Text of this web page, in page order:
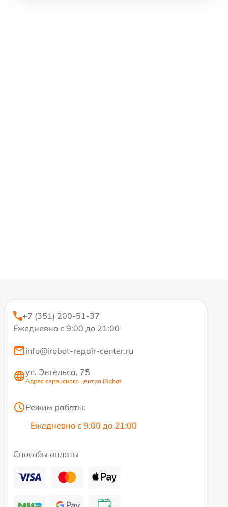
+7 (351) 200-51-37
Ежедневно с 9:00 до 21:00
info@irobot-repair-center.ru
ул. Энгельса, 75
Адрес сервисного центра iRobot
Режим работы:
Ежедневно с 9:00 до 21:00
Способы оплаты